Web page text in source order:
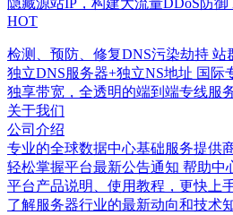
隐藏源站IP，构建大流量DDoS防御
HOT
检测、预防、修复DNS污染劫持 站
独立DNS服务器+独立NS地址 国际
独享带宽，全透明的端到端专线服
关于我们
公司介绍
专业的全球数据中心基础服务提供
轻松掌握平台最新公告通知 帮助中
平台产品说明、使用教程，更快上
了解服务器行业的最新动向和技术